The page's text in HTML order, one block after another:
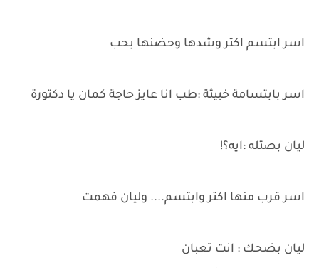
اسر ابتسم اكتر وشدها وحضنها بحب
اسر بابتسامة خبيثة :طب انا عايز حاجة كمان يا دكتورة
ليان بصتله :ايه؟!
اسر قرب منها اكتر وابتسم.... وليان فهمت
ليان بضحك : انت تعبان